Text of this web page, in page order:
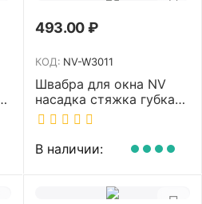
493.00₽
КОД: NV-W3011
Швабра для окна NV
насадка стяжка губка
30 см телескопическая
рукоятка 70-110 см NV-
W3011
В наличии: